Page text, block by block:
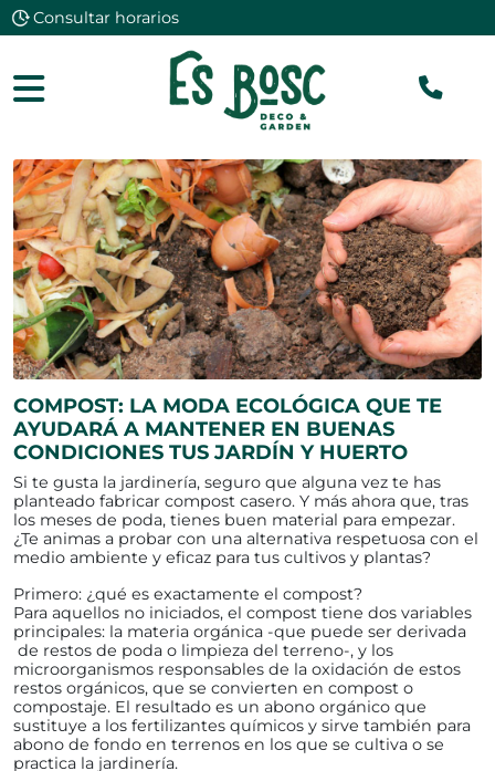
Consultar horarios
De lunes a sábado de 9h a 13.30h y de 16h a
19.00h. Domingos y festivos de 10h a 14h
De lunes a viernes de 9.30h a 13.30h y de 17h
a 20h. Sábados de 9.30h a 13.30h
AYUDARÁ A MANTENER EN BUENAS CONDICIONES TUS JARDÍN
Y HUERTO
COMPOST: LA MODA ECOLÓGICA QUE TE
AYUDARÁ A MANTENER EN BUENAS
CONDICIONES TUS JARDÍN Y HUERTO
Si te gusta la jardinería, seguro que alguna vez te has
planteado fabricar compost casero. Y más ahora que, tras
los meses de poda, tienes buen material para empezar.
¿Te animas a probar con una alternativa respetuosa con el
medio ambiente y eficaz para tus cultivos y plantas?
Primero: ¿qué es exactamente el compost?
Para aquellos no iniciados, el compost tiene dos variables
principales: la materia orgánica -que puede ser derivada
de restos de poda o limpieza del terreno-, y los
microorganismos responsables de la oxidación de estos
restos orgánicos, que se convierten en compost o
compostaje. El resultado es un abono orgánico que
sustituye a los fertilizantes químicos y sirve también para
abono de fondo en terrenos en los que se cultiva o se
practica la jardinería.